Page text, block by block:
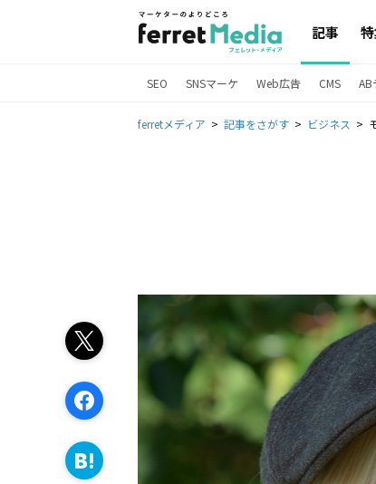
記事
SEO SNSマーケ Web広告 CMS AB
ferretメディア 記事をさがす ビジネス